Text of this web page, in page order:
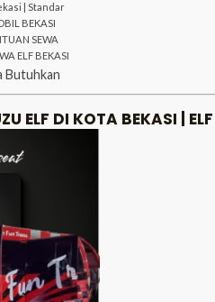
| Standar
BEKASI
SEWA
ELF BEKASI
Butuhkan
ELF DI KOTA BEKASI |